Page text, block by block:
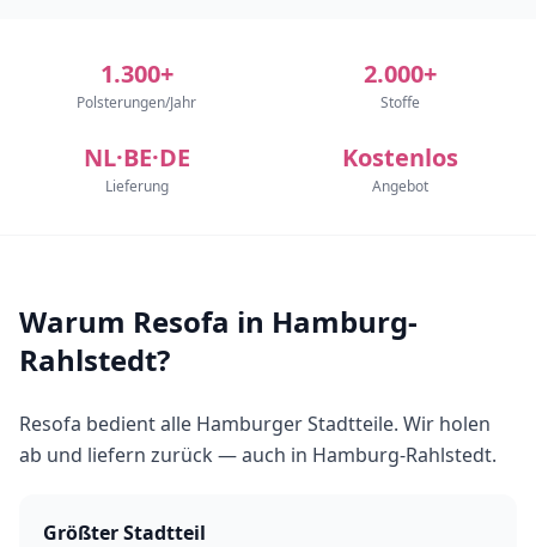
1.300+
Polsterungen/Jahr
2.000+
Stoffe
NL·BE·DE
Lieferung
Kostenlos
Angebot
Warum Resofa in Hamburg-
Rahlstedt?
Resofa bedient alle Hamburger Stadtteile. Wir holen
ab und liefern zurück — auch in Hamburg-Rahlstedt.
Größter Stadtteil